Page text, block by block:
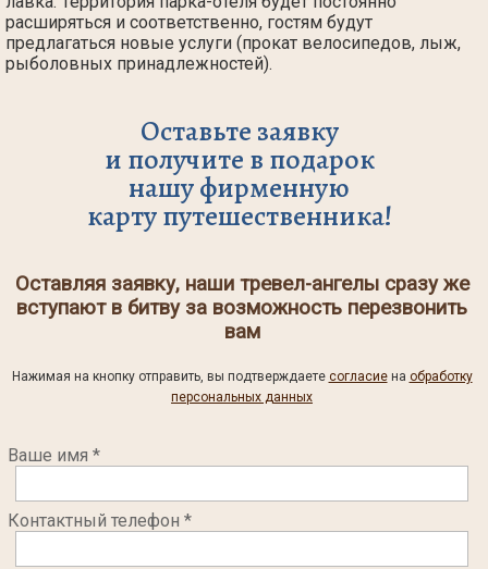
расширяться и соответственно, гостям будут
предлагаться новые услуги (прокат велосипедов, лыж,
рыболовных принадлежностей).
Оставьте заявку
и получите в подарок
нашу фирменную
карту путешественника!
Оставляя заявку, наши тревел-ангелы сразу же
вступают в битву за возможность перезвонить
вам
Нажимая на кнопку отправить, вы подтверждаете согласиена обработку
персональных данных
Ваше имя *
Контактный телефон *